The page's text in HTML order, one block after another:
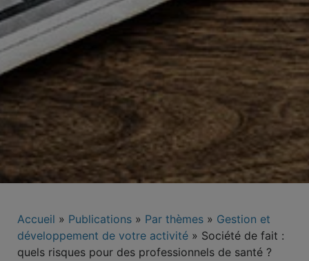
Accueil » Publications » Par thèmes » Gestion et
développement de votre activité » Société de fait :
quels risques pour des professionnels de santé ?